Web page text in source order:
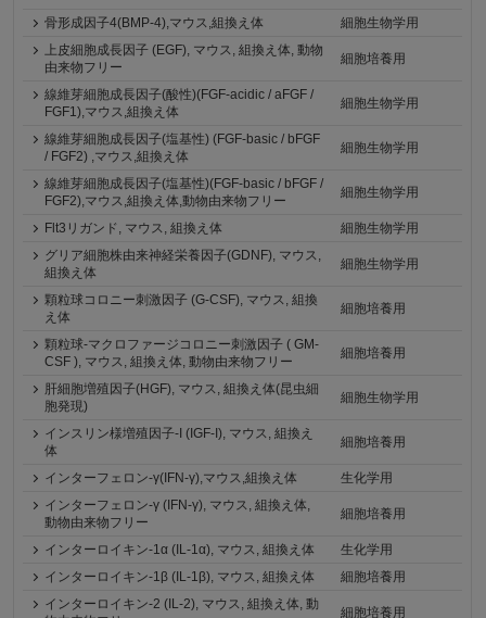
骨形成因子4(BMP-4),マウス,組換え体
細胞生物学用
上皮細胞成長因子 (EGF), マウス, 組換え体, 動物
由来物フリー
細胞培養用
線維芽細胞成長因子(酸性)(FGF-acidic / aFGF /
FGF1),マウス,組換え体
細胞生物学用
線維芽細胞成長因子(塩基性) (FGF-basic / bFGF
/ FGF2) ,マウス,組換え体
細胞生物学用
線維芽細胞成長因子(塩基性)(FGF-basic / bFGF /
FGF2),マウス,組換え体,動物由来物フリー
細胞生物学用
Flt3リガンド, マウス, 組換え体
細胞生物学用
グリア細胞株由来神経栄養因子(GDNF), マウス,
組換え体
細胞生物学用
顆粒球コロニー刺激因子 (G-CSF), マウス, 組換
え体
細胞培養用
顆粒球-マクロファージコロニー刺激因子 ( GM-
CSF ), マウス, 組換え体, 動物由来物フリー
細胞培養用
肝細胞増殖因子(HGF), マウス, 組換え体(昆虫細
胞発現)
細胞生物学用
インスリン様増殖因子-I (IGF-I), マウス, 組換え
体
細胞培養用
インターフェロン-γ(IFN-γ),マウス,組換え体
生化学用
インターフェロン-γ (IFN-γ), マウス, 組換え体,
動物由来物フリー
細胞培養用
インターロイキン-1α (IL-1α), マウス, 組換え体
生化学用
インターロイキン-1β (IL-1β), マウス, 組換え体
細胞培養用
インターロイキン-2 (IL-2), マウス, 組換え体, 動
細胞培養用